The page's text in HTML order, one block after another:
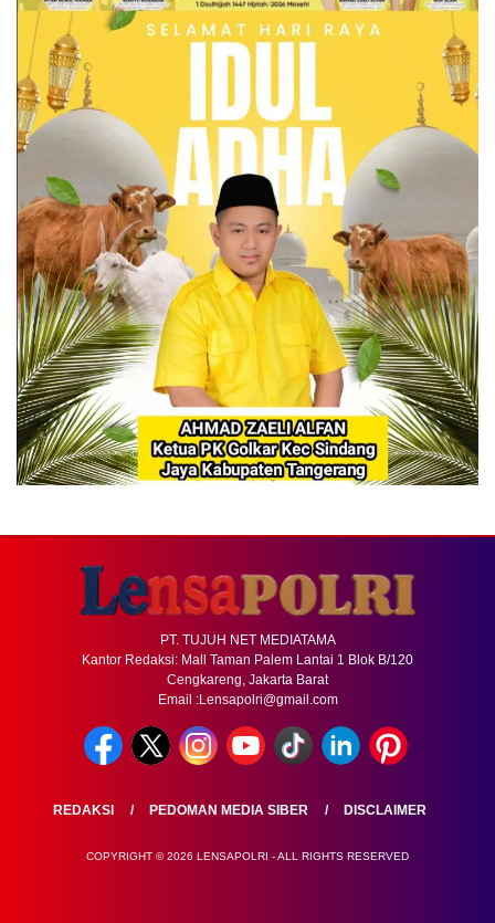
PT. TUJUH NET MEDIATAMA
Kantor Redaksi: Mall Taman Palem Lantai 1 Blok B/120
Cengkareng, Jakarta Barat
Email :Lensapolri@gmail.com
REDAKSI PEDOMAN MEDIA SIBER DISCLAIMER
COPYRIGHT © 2026 LENSAPOLRI - ALL RIGHTS RESERVED